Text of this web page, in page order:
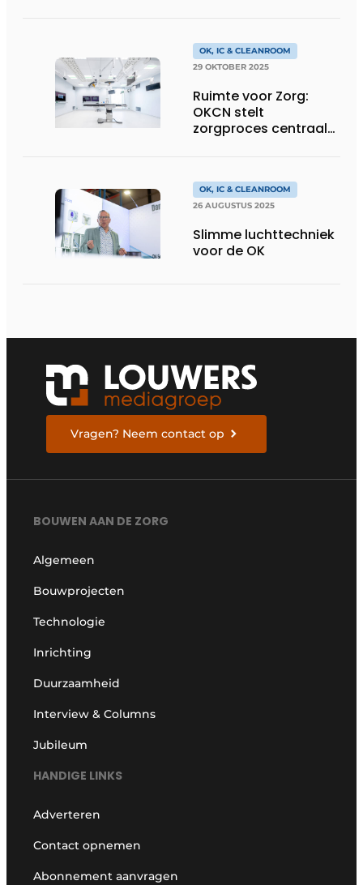
OK, IC & CLEANROOM
29 OKTOBER 2025
Ruimte voor Zorg:
OKCN stelt
zorgproces centraal
OK, IC & CLEANROOM
26 AUGUSTUS 2025
Slimme luchttechniek
voor de OK
Vragen? Neem contact op
BOUWEN AAN DE ZORG
Algemeen
Bouwprojecten
Technologie
Inrichting
Duurzaamheid
Interview & Columns
Jubileum
HANDIGE LINKS
Adverteren
Contact opnemen
Abonnement aanvragen